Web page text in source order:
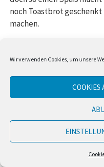
Wir verwenden Cookies, um unsere
COOKIES
noch Toastbrot
machen.
wieder, wie anstrengend,
ich sogar auf der Couch
hineinlesen.
Der Tag endet bisher also
sie irgendwann
einmal war sie fort und da